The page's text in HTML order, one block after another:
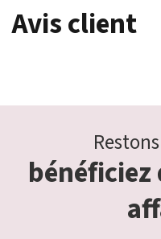
Avis client
bénéficiez